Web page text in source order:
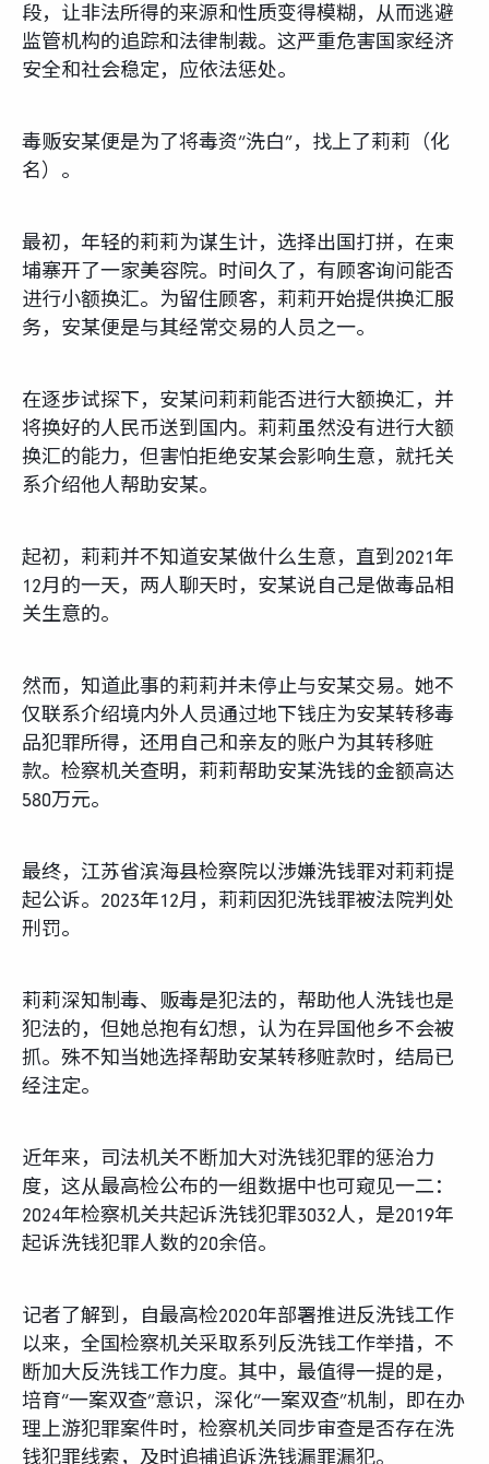
段，让非法所得的来源和性质变得模糊，从而逃避
监管机构的追踪和法律制裁。这严重危害国家经济
安全和社会稳定，应依法惩处。
毒贩安某便是为了将毒资“洗白”，找上了莉莉（化
名）。
最初，年轻的莉莉为谋生计，选择出国打拼，在柬
埔寨开了一家美容院。时间久了，有顾客询问能否
进行小额换汇。为留住顾客，莉莉开始提供换汇服
务，安某便是与其经常交易的人员之一。
在逐步试探下，安某问莉莉能否进行大额换汇，并
将换好的人民币送到国内。莉莉虽然没有进行大额
换汇的能力，但害怕拒绝安某会影响生意，就托关
系介绍他人帮助安某。
起初，莉莉并不知道安某做什么生意，直到2021年
12月的一天，两人聊天时，安某说自己是做毒品相
关生意的。
然而，知道此事的莉莉并未停止与安某交易。她不
仅联系介绍境内外人员通过地下钱庄为安某转移毒
品犯罪所得，还用自己和亲友的账户为其转移赃
款。检察机关查明，莉莉帮助安某洗钱的金额高达
580万元。
最终，江苏省滨海县检察院以涉嫌洗钱罪对莉莉提
起公诉。2023年12月，莉莉因犯洗钱罪被法院判处
刑罚。
莉莉深知制毒、贩毒是犯法的，帮助他人洗钱也是
犯法的，但她总抱有幻想，认为在异国他乡不会被
抓。殊不知当她选择帮助安某转移赃款时，结局已
经注定。
近年来，司法机关不断加大对洗钱犯罪的惩治力
度，这从最高检公布的一组数据中也可窥见一二：
2024年检察机关共起诉洗钱犯罪3032人，是2019年
起诉洗钱犯罪人数的20余倍。
记者了解到，自最高检2020年部署推进反洗钱工作
以来，全国检察机关采取系列反洗钱工作举措，不
断加大反洗钱工作力度。其中，最值得一提的是，
培育“一案双查”意识，深化“一案双查”机制，即在办
理上游犯罪案件时，检察机关同步审查是否存在洗
钱犯罪线索，及时追捕追诉洗钱漏罪漏犯。